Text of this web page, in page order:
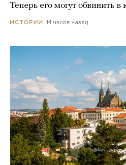
Теперь его могут обвинить в
ИСТОРИИ 14 часов назад